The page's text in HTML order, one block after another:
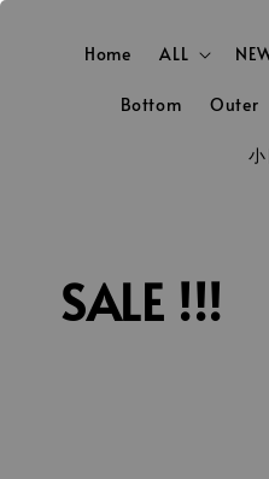
Home ALL
Bottom Outer
SALE !!!